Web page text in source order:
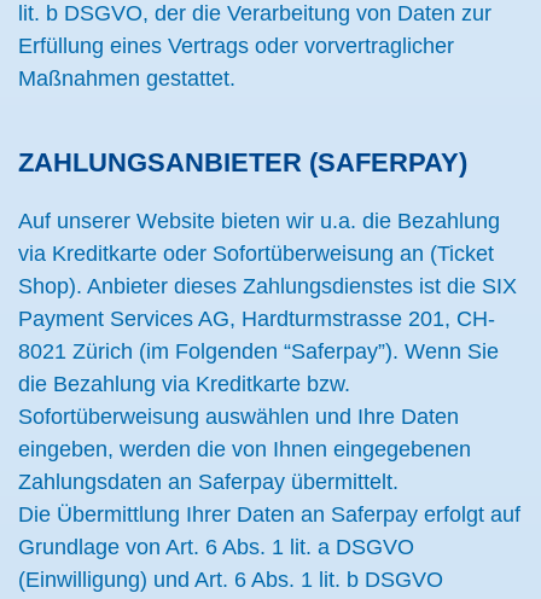
lit. b DSGVO, der die Verarbeitung von Daten zur
Erfüllung eines Vertrags oder vorvertraglicher
Maßnahmen gestattet.
ZAHLUNGSANBIETER (SAFERPAY)
Auf unserer Website bieten wir u.a. die Bezahlung
via Kreditkarte oder Sofortüberweisung an (Ticket
Shop). Anbieter dieses Zahlungsdienstes ist die SIX
Payment Services AG, Hardturmstrasse 201, CH-
8021 Zürich (im Folgenden “Saferpay”). Wenn Sie
die Bezahlung via Kreditkarte bzw.
Sofortüberweisung auswählen und Ihre Daten
eingeben, werden die von Ihnen eingegebenen
Zahlungsdaten an Saferpay übermittelt.
Die Übermittlung Ihrer Daten an Saferpay erfolgt auf
Grundlage von Art. 6 Abs. 1 lit. a DSGVO
(Einwilligung) und Art. 6 Abs. 1 lit. b DSGVO